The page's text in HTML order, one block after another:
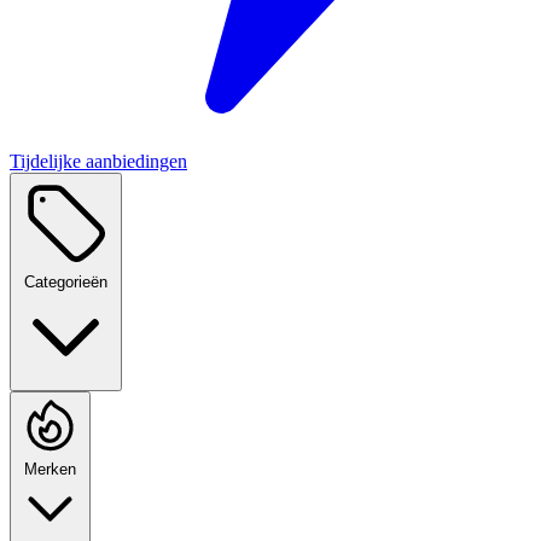
Tijdelijke aanbiedingen
Categorieën
Merken